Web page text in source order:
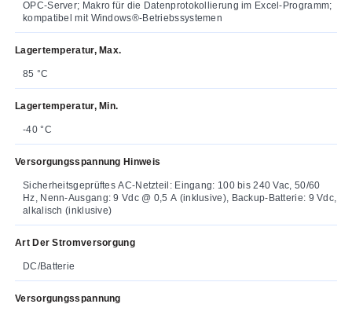
OPC-Server; Makro für die Datenprotokollierung im Excel-Programm;
kompatibel mit Windows®-Betriebssystemen
Lagertemperatur, Max.
85 °C
Lagertemperatur, Min.
-40 °C
Versorgungsspannung Hinweis
Sicherheitsgeprüftes AC-Netzteil: Eingang: 100 bis 240 Vac, 50/60
Hz, Nenn-Ausgang: 9 Vdc @ 0,5 A (inklusive), Backup-Batterie: 9 Vdc,
alkalisch (inklusive)
Art Der Stromversorgung
DC/Batterie
Versorgungsspannung